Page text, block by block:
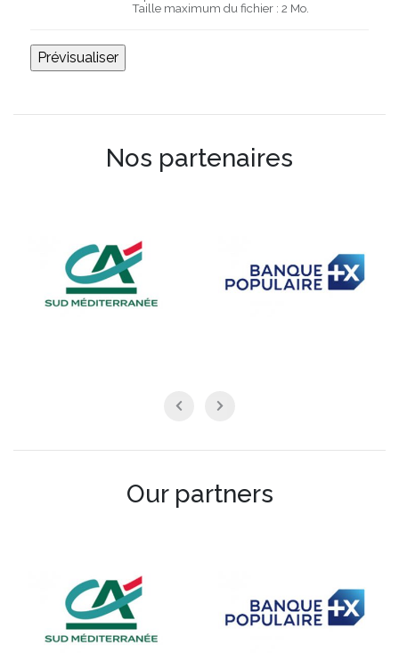
Taille maximum du fichier : 2 Mo.
Nos partenaires
Our partners